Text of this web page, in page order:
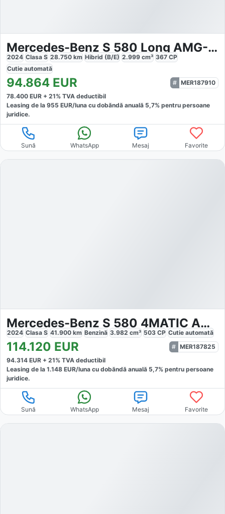
Mercedes-Benz S 580 Long AMG-Line
2024 Clasa S 28.750 km Hibrid (B/E) 2.999 cm³ 367 CP
Cutie automată
94.864 EUR
MER187910
78.400 EUR + 21% TVA deductibil
Leasing de la 955 EUR/luna cu dobăndă anuală 5,7% pentru persoane
juridice.
Sună WhatsApp Mesaj Favorite
Mercedes-Benz S 580 4MATIC AMG
2024 Clasa S 41.900 km Benzină 3.982 cm³ 503 CP Cutie automată
114.120 EUR
MER187825
94.314 EUR + 21% TVA deductibil
Leasing de la 1.148 EUR/luna cu dobăndă anuală 5,7% pentru persoane
juridice.
Sună WhatsApp Mesaj Favorite